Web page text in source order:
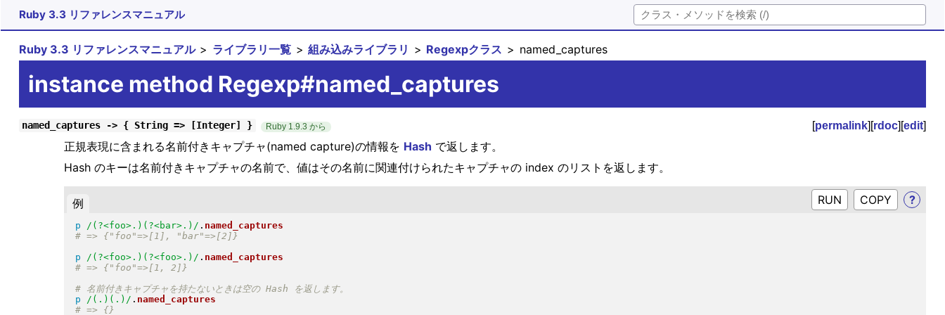
Ruby 3.3 リファレンスマニュアル
Ruby 3.3 リファレンスマニュアル ライブラリ一覧 組み込みライブラリ Regexpクラス named_captures
instance method Regexp#named_captures
named_captures -> { String => [Integer] } Ruby 1.9.3 から [permalink][rdoc][edit]
正規表現に含まれる名前付きキャプチャ(named capture)の情報を Hash で返します。
Hash のキーは名前付きキャプチャの名前で、値はその名前に関連付けられたキャプチャの index のリストを返します。
例 RUN ?
p /(?<foo>.)(?<bar>.)/ . named_captures
p
/(?<foo>.)(?<foo>.)/ . named_captures
p
/(.)(.)/ . named_captures